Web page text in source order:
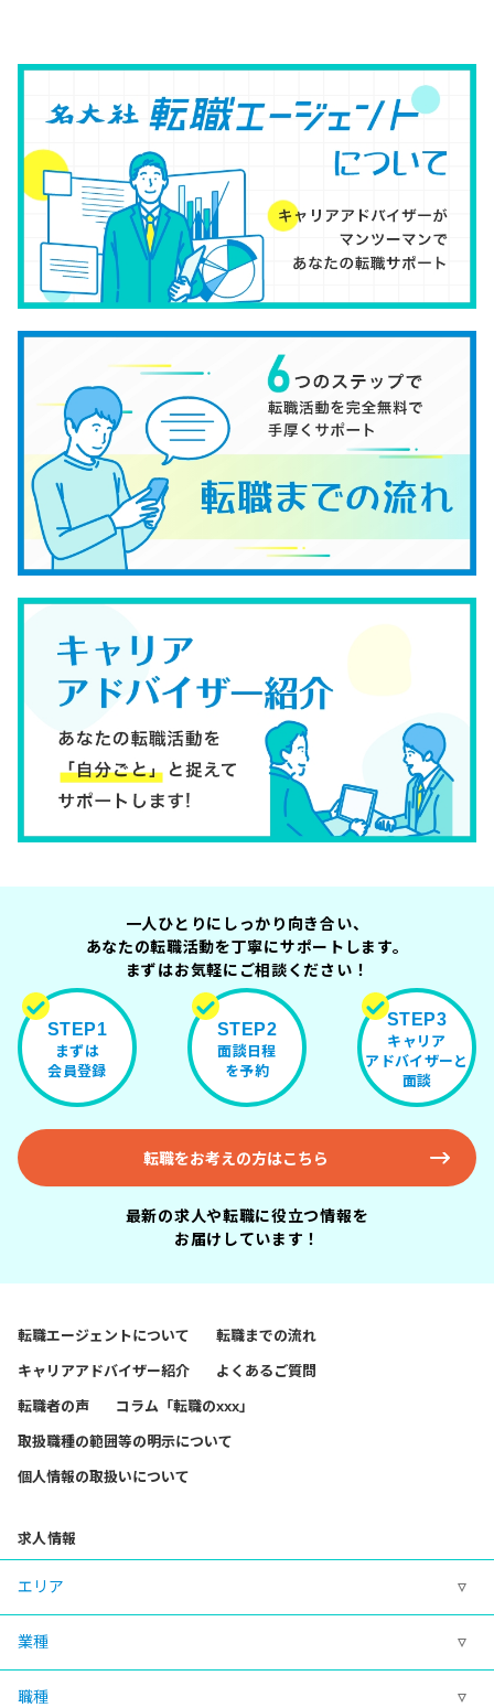
一人ひとりにしっかり向き合い、
あなたの転職活動を丁寧にサポートします。
まずはお気軽にご相談ください！
STEP1
まずは
会員登録
STEP2
面談日程
を予約
STEP3
キャリア
アドバイザーと
面談
転職をお考えの方はこちら
最新の求人や転職に役立つ情報を
お届けしています！
転職エージェントについて 転職までの流れ
キャリアアドバイザー紹介 よくあるご質問
転職者の声 コラム「転職のxxx」
取扱職種の範囲等の明示について
個人情報の取扱いについて
求人情報
エリア
業種
職種